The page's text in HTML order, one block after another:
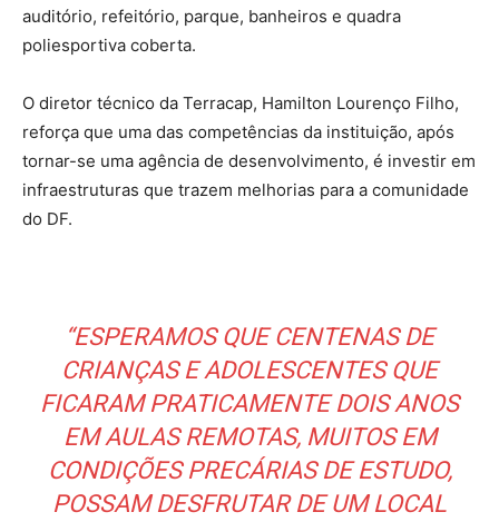
auditório, refeitório, parque, banheiros e quadra
poliesportiva coberta.
O diretor técnico da Terracap, Hamilton Lourenço Filho,
reforça que uma das competências da instituição, após
tornar-se uma agência de desenvolvimento, é investir em
infraestruturas que trazem melhorias para a comunidade
do DF.
“ESPERAMOS QUE CENTENAS DE
CRIANÇAS E ADOLESCENTES QUE
FICARAM PRATICAMENTE DOIS ANOS
EM AULAS REMOTAS, MUITOS EM
CONDIÇÕES PRECÁRIAS DE ESTUDO,
POSSAM DESFRUTAR DE UM LOCAL